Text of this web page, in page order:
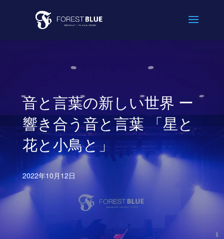
音と言葉の新しい世界 ー
響き合う音と言葉 「星と
花と小鳥と」
2022年10月12日